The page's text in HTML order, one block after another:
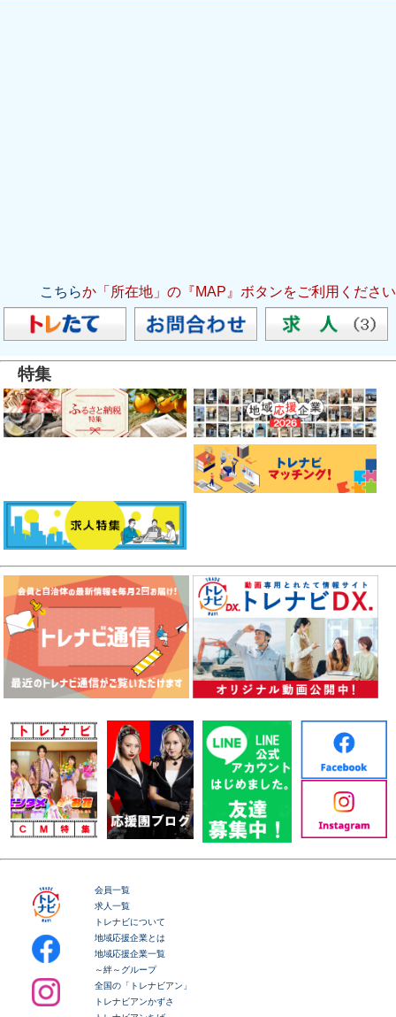
こちらか「所在地」の『MAP』ボタンをご利用ください
特集
会員一覧
求人一覧
トレナビについて
地域応援企業とは
地域応援企業一覧
～絆～グループ
全国の「トレナビアン」
トレナビアンかずさ